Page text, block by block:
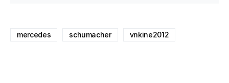
mercedes schumacher vnkine2012